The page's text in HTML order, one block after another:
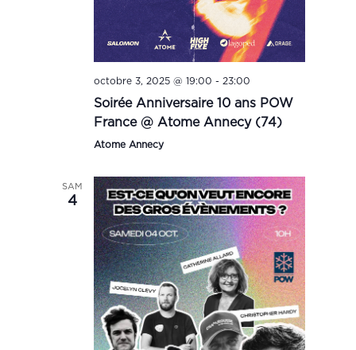
octobre 3, 2025 @ 19:00 - 23:00
Soirée Anniversaire 10 ans POW
France @ Atome Annecy (74)
Atome Annecy
SAM
4